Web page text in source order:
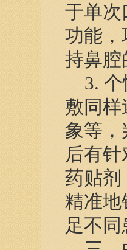
于单次
功能，
持鼻腔
3. 个
敷同
象等
后有
药贴剂
精准地
足不